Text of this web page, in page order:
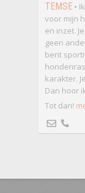
TEMSE•
voor mijn
en inzet.
geen
bent
karakter.
Dan hoor
Tot dan!